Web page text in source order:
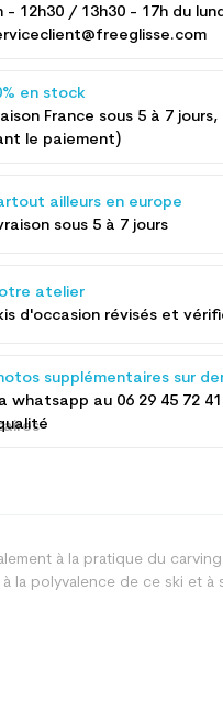
- 12h30 / 13h30 - 17h du
en stock
France sous 5 à 7
le paiement)
ailleurs en europe
sous 5 à 7 jours
atelier
d'occasion révisés et
supplémentaires sur
whatsapp au 06 29 45 72 41
à la pratique du
la polyvalence de ce ski et